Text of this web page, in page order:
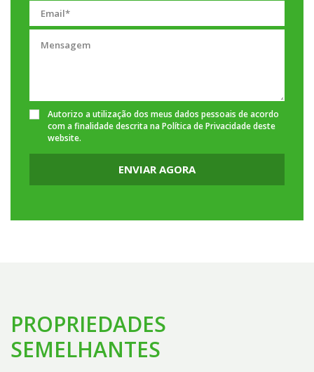
Autorizo a utilização dos meus dados pessoais de acordo
com a finalidade descrita na Política de Privacidadedeste
website.
ENVIAR AGORA
PROPRIEDADES
SEMELHANTES